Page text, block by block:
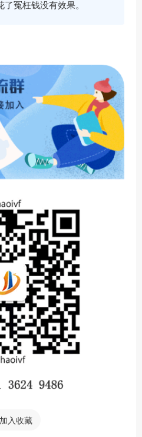
冤枉钱没有效果。
加入收藏